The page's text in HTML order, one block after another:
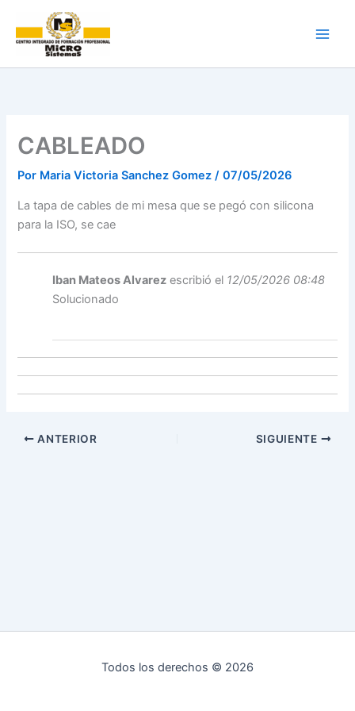
contenido
CABLEADO
Por Maria Victoria Sanchez Gomez/07/05/2026
La tapa de cables de mi mesa que se pegó con silicona
para la ISO, se cae
Iban Mateos Alvarez escribió el 12/05/2026 08:48
Solucionado
ANTERIOR SIGUIENTE
Todos los derechos © 2026